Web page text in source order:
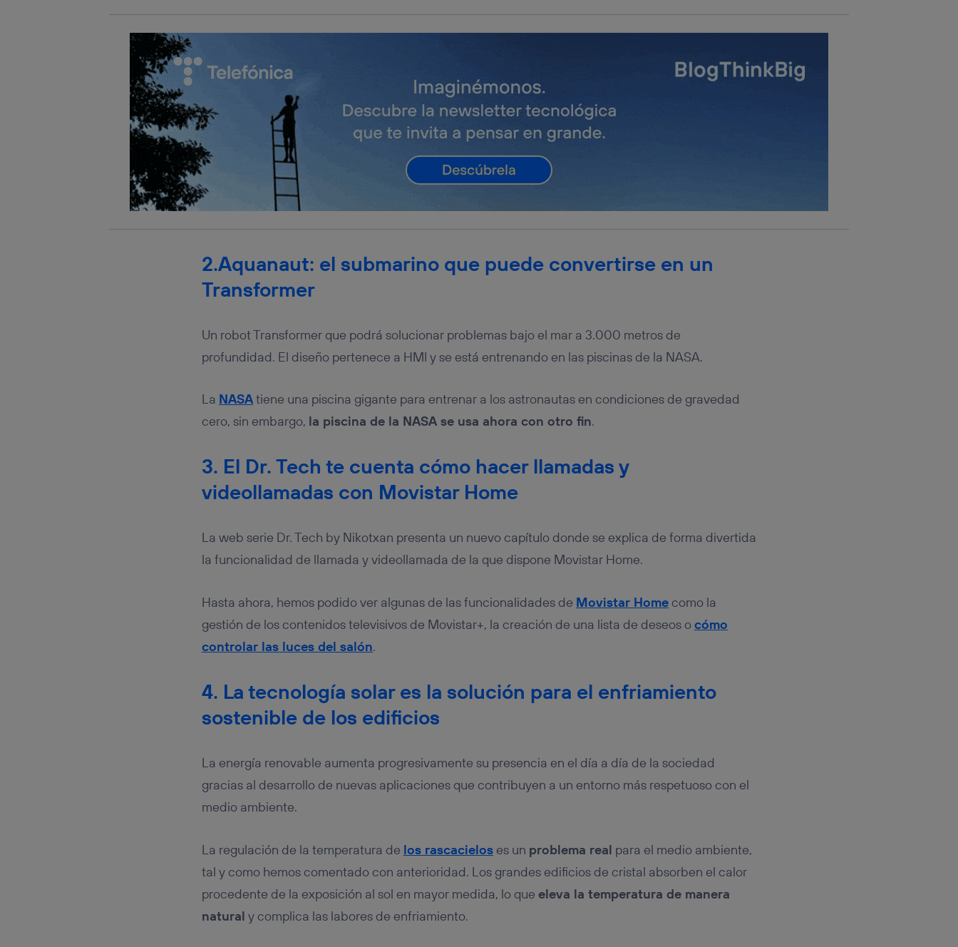
2.Aquanaut: el submarino que puede convertirse en un
Transformer
Un robot Transformer que podrá solucionar problemas bajo el mar a 3.000 metros de
profundidad. El diseño pertenece a HMI y se está entrenando en las piscinas de la NASA.
La NASAtiene una piscina gigante para entrenar a los astronautas en condiciones de gravedad
cero, sin embargo, la piscina de la NASA se usa ahora con otro fin.
3. El Dr. Tech te cuenta cómo hacer llamadas y
videollamadas con Movistar Home
La web serie Dr. Tech by Nikotxan presenta un nuevo capítulo donde se explica de forma divertida
la funcionalidad de llamada y videollamada de la que dispone Movistar Home.
Hasta ahora, hemos podido ver algunas de las funcionalidades de Movistar Homecomo la
gestión de los contenidos televisivos de Movistar+, la creación de una lista de deseos ocómo
controlar las luces del salón.
4. La tecnología solar es la solución para el enfriamiento
sostenible de los edificios
La energía renovable aumenta progresivamente su presencia en el día a día de la sociedad
gracias al desarrollo de nuevas aplicaciones que contribuyen a un entorno más respetuoso con el
medio ambiente.
La regulación de la temperatura de los rascacieloses un problema real para el medio ambiente,
tal y como hemos comentado con anterioridad. Los grandes edificios de cristal absorben el calor
procedente de la exposición al sol en mayor medida, lo que eleva la temperatura de manera
natural y complica las labores de enfriamiento.
conecte su dispositivo y consienta el uso de la tecnología recibirá el mismo identificador.
realizará en función de las actividades de navegación de los miembros del hogar que
hayan dado su consentimiento.
Si utilizas
, el marketing será más personalizado, ya que se basará
únicamente en la navegación del usuario del móvil.
Puedes gestionar los consentimientos Utiq seleccionando “Administrar Utiq” en la parte
inferior de esta página web o visitando el portal de privacidad de Utiq (“consenthub”)
Para más información, consulta la política de privacidad de Utiq